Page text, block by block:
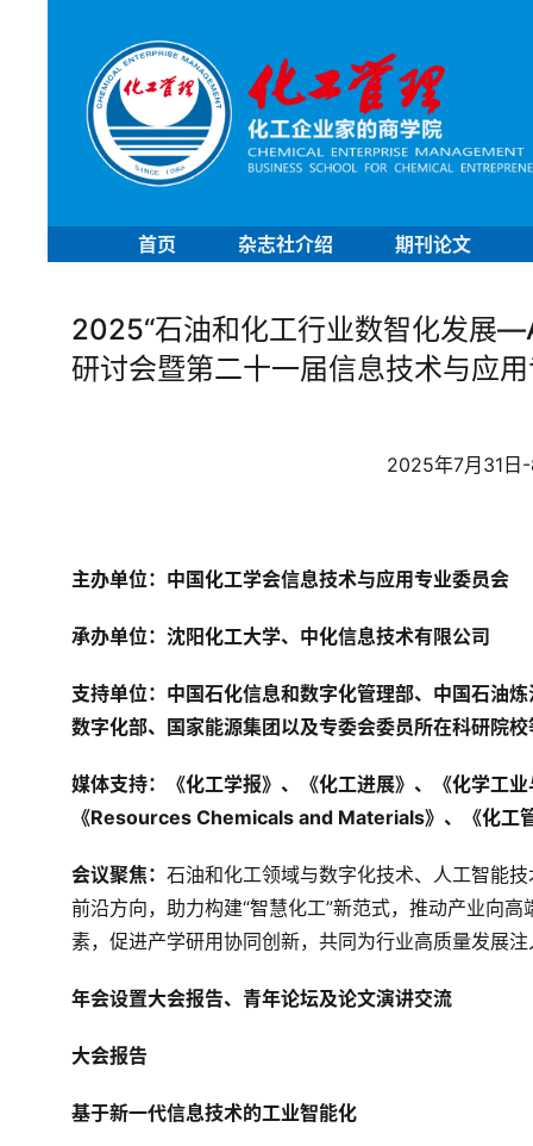
首页 杂志社介绍 期刊论文
2025“石油和化工行业数智化发展
研讨会暨第二十一届信息技术与应
2025年7月31日
主办单位：中国化工学会信息技术与应用专业委员会
承办单位：沈阳化工大学、中化信息技术有限公司
支持单位：中国石化信息和数字化管理部、中国石油
数字化部、国家能源集团以及专委会委员所在科研院
媒体支持：《化工学报》、《化工进展》、《化学工
《Resources Chemicals and Materials》、《化工
会议聚焦： 石油和化工领域与数字化技术、人工智能
前沿方向，助力构建“智慧化工”新范式，推动产业向
素，促进产学研用协同创新，共同为行业高质量发展
年会设置大会报告、青年论坛及论文演讲交流
大会报告
基于新一代信息技术的工业智能化